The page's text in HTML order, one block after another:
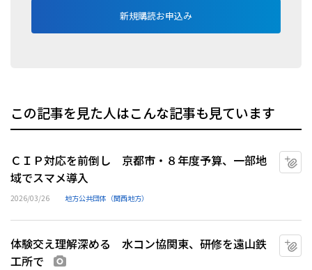
新規購読お申込み
この記事を見た人はこんな記事も見ています
ＣＩＰ対応を前倒し 京都市・８年度予算、一部地
域でスマメ導入
2026/03/26 地方公共団体（関西地方）
体験交え理解深める 水コン協関東、研修を遠山鉄
工所で